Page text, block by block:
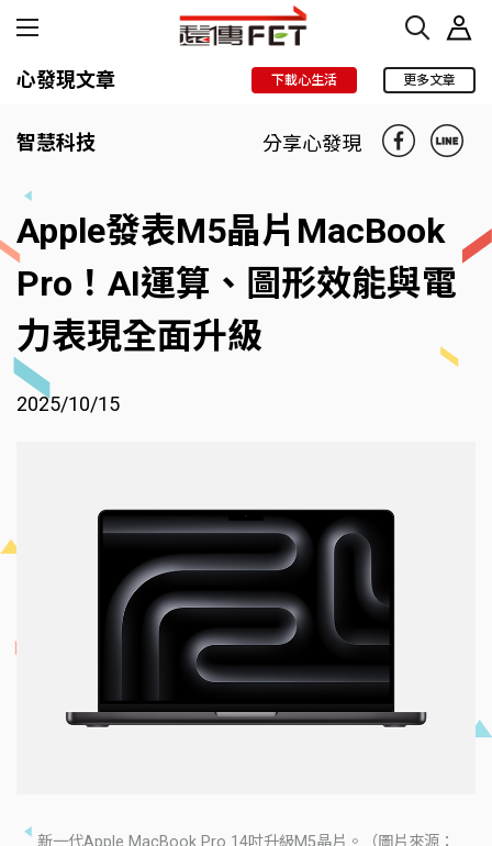
心發現文章 下載心生活 更多文章
智慧科技 分享心發現
Apple發表M5晶片MacBook
Pro！AI運算、圖形效能與電
力表現全面升級
2025/10/15
新一代Apple MacBook Pro 14吋升級M5晶片。（圖片來源：